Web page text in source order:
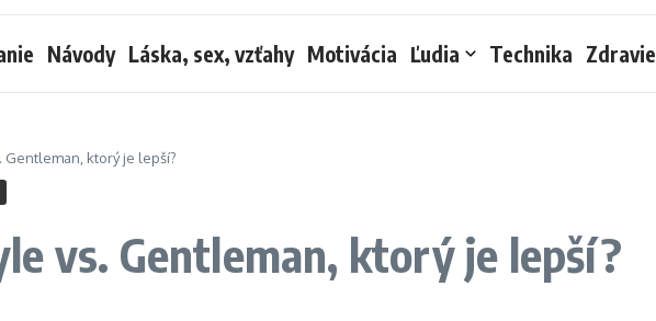
Návody Láska, sex, vzťahy Motivácia Ľudia Technika Zdravie
Gentleman, ktorý je lepší?
vs. Gentleman, ktorý je lepší?